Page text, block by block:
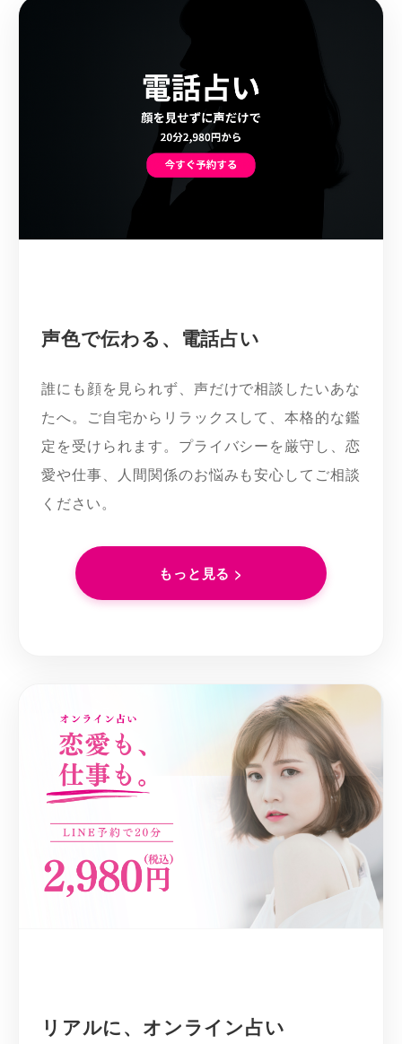
声色で伝わる、電話占い
誰にも顔を見られず、声だけで相談したいあな
たへ。ご自宅からリラックスして、本格的な鑑
定を受けられます。プライバシーを厳守し、恋
愛や仕事、人間関係のお悩みも安心してご相談
ください。
もっと見る >
リアルに、オンライン占い